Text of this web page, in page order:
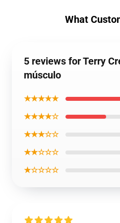
What
5 reviews for Terry
músculo
★★★★★
★★★★☆
★★★☆☆
★★☆☆☆
★☆☆☆☆